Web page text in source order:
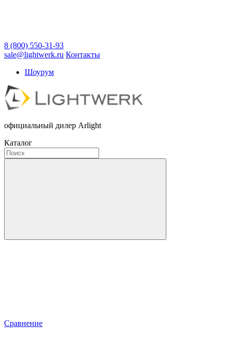
8 (800) 550-31-93
sale@lightwerk.ru Контакты
Шоурум
официальный дилер Arlight
Каталог
Сравнение